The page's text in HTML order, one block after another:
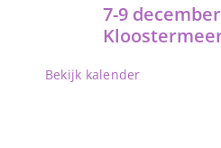
7-9
Bekijk kalender